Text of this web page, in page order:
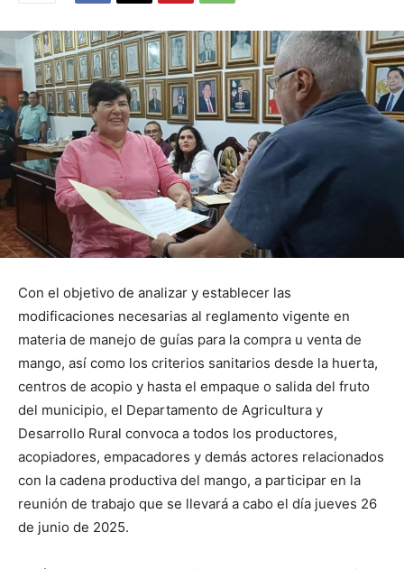
Con el objetivo de analizar y establecer las
modificaciones necesarias al reglamento vigente en
materia de manejo de guías para la compra u venta de
mango, así como los criterios sanitarios desde la huerta,
centros de acopio y hasta el empaque o salida del fruto
del municipio, el Departamento de Agricultura y
Desarrollo Rural convoca a todos los productores,
acopiadores, empacadores y demás actores relacionados
con la cadena productiva del mango, a participar en la
reunión de trabajo que se llevará a cabo el día jueves 26
de junio de 2025.